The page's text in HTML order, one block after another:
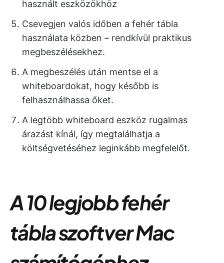
használt eszközökhöz
Csevegjen valós időben a fehér tábla
használata közben – rendkívül praktikus
megbeszélésekhez.
A megbeszélés után mentse el a
whiteboardokat, hogy később is
felhasználhassa őket.
A legtöbb whiteboard eszköz rugalmas
árazást kínál, így megtalálhatja a
költségvetéséhez leginkább megfelelőt.
A 10 legjobb fehér
tábla szoftver Mac